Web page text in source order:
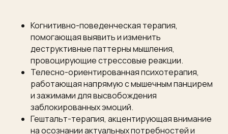
Когнитивно-поведенческая терапия,
помогающая выявить и изменить
деструктивные паттерны мышления,
провоцирующие стрессовые реакции.
Телесно-ориентированная психотерапия,
работающая напрямую с мышечным панцирем
и зажимами для высвобождения
заблокированных эмоций.
Гештальт-терапия, акцентирующая внимание
на осознании актуальных потребностей и